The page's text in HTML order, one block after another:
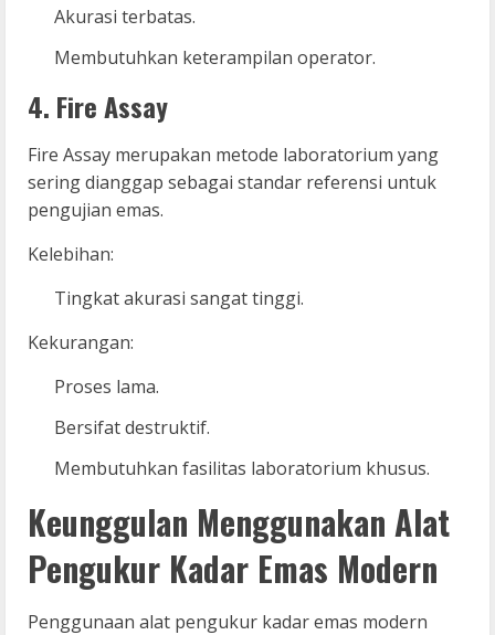
Akurasi terbatas.
Membutuhkan keterampilan operator.
4. Fire Assay
Fire Assay merupakan metode laboratorium yang
sering dianggap sebagai standar referensi untuk
pengujian emas.
Kelebihan:
Tingkat akurasi sangat tinggi.
Kekurangan:
Proses lama.
Bersifat destruktif.
Membutuhkan fasilitas laboratorium khusus.
Keunggulan Menggunakan Alat
Pengukur Kadar Emas Modern
Penggunaan alat pengukur kadar emas modern